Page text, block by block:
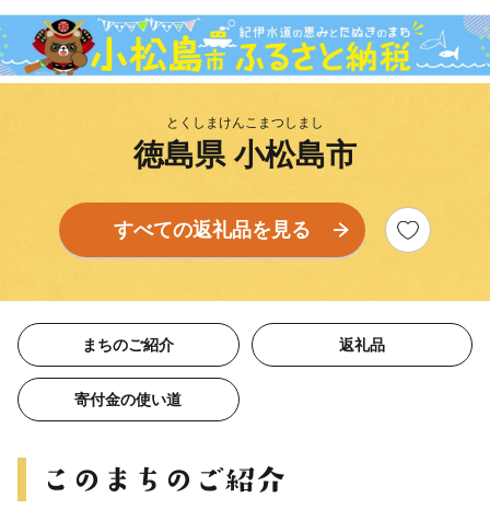
とくしまけんこまつしまし
徳島県 小松島市
すべての返礼品を見る
まちのご紹介 返礼品
寄付金の使い道